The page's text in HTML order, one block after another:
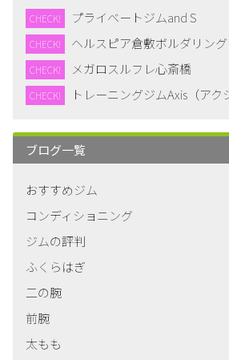
CHECK! プライベートジムand S
CHECK! ヘルスピア倉敷ボルダリン
CHECK! メガロスルフレ心斎橋
CHECK! トレーニングジムAxis（ア
ブログ一覧
おすすめジム
コンディショニング
ジムの評判
ふくらはぎ
二の腕
前腕
太もも